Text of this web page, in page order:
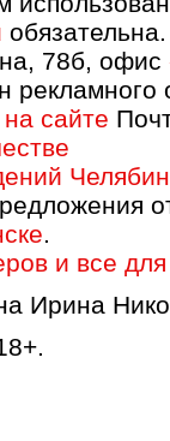
обязательна.
78б, офис
рекламного
сайте
.
и все
Ирина